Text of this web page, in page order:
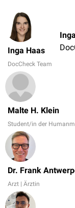
Inga Haas
DocCheck Team
Malte H. Klein
Student/in der
Dr. Frank
Arzt | Ärztin